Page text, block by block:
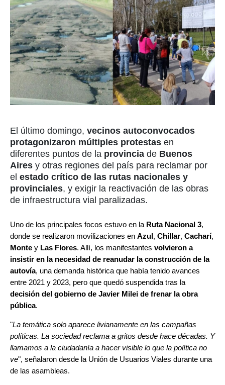
El último domingo, vecinos autoconvocados
protagonizaron múltiples protestas en
diferentes puntos de la provincia de Buenos
Aires y otras regiones del país para reclamar por
el estado crítico de las rutas nacionales y
provinciales, y exigir la reactivación de las obras
de infraestructura vial paralizadas.
Uno de los principales focos estuvo en la Ruta Nacional 3,
donde se realizaron movilizaciones en Azul, Chillar, Cacharí,
Monte y Las Flores. Allí, los manifestantes volvieron a
insistir en la necesidad de reanudar la construcción de la
autovía, una demanda histórica que había tenido avances
entre 2021 y 2023, pero que quedó suspendida tras la
decisión del gobierno de Javier Milei de frenar la obra
pública.
"La temática solo aparece livianamente en las campañas
políticas. La sociedad reclama a gritos desde hace décadas. Y
llamamos a la ciudadanía a hacer visible lo que la política no
ve", señalaron desde la Unión de Usuarios Viales durante una
de las asambleas.